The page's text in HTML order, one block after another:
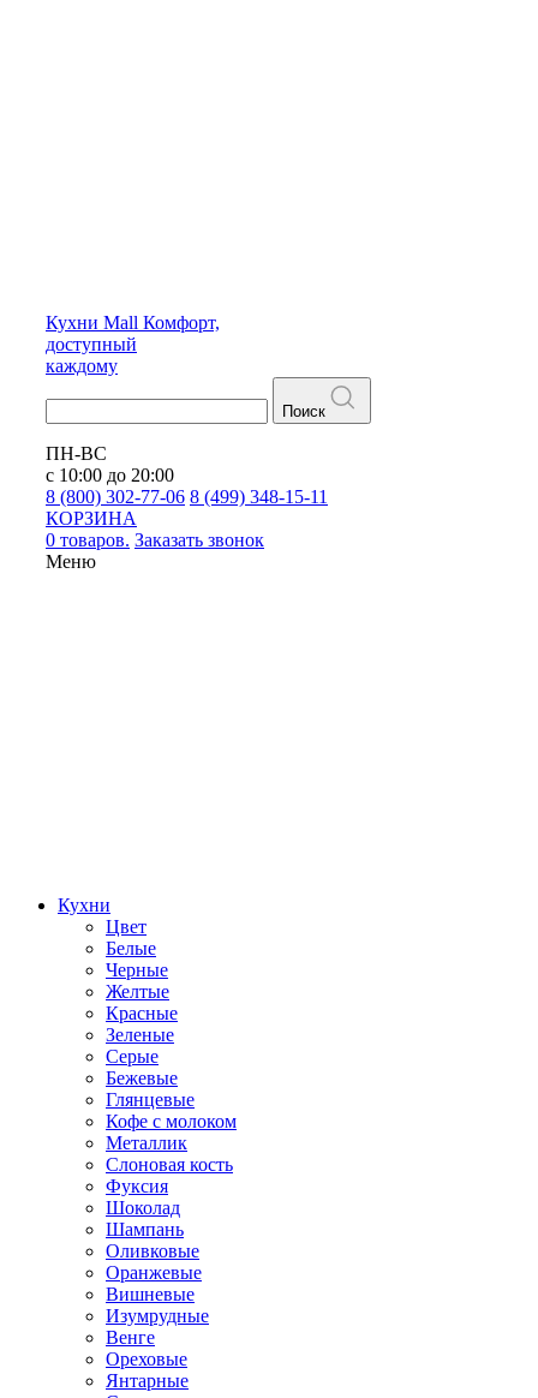
Кухни Mall Комфорт,
доступный
каждому
Поиск
ПН-ВС
с 10:00 до 20:00
8 (800) 302-77-06 8 (499) 348-15-11
КОРЗИНА
0 товаров. Заказать звонок
Меню
Кухни
Цвет
Белые
Черные
Желтые
Красные
Зеленые
Серые
Бежевые
Глянцевые
Кофе с молоком
Металлик
Слоновая кость
Фуксия
Шоколад
Шампань
Оливковые
Оранжевые
Вишневые
Изумрудные
Венге
Ореховые
Янтарные